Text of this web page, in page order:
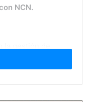
NCN.
es el que me
tenemos
asevera y